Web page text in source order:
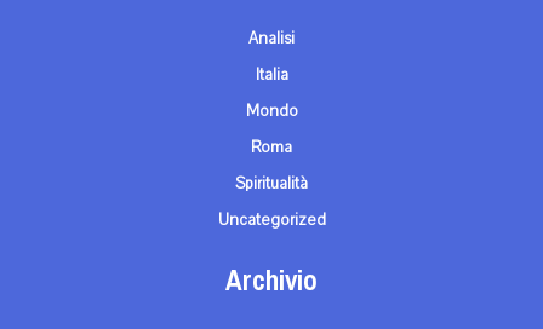
Analisi
Italia
Mondo
Roma
Spiritualità
Uncategorized
Archivio